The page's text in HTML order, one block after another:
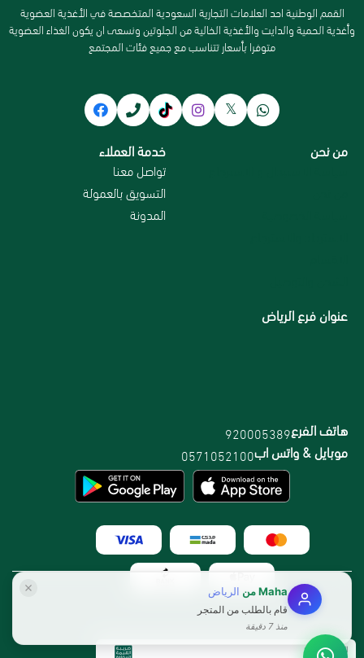
القمم الوطنية احد العلامات التجارية السعودية المتخصصة في الأغذية العضوية
وأغذية الحمية والدايت والأغذية الخالية من الجلوتين ونسعى ان يكون الغذاء العضوية
متوفرا بأسعار تتناسب مع جميع فئات المجتمع
من نحن خدمة العملاء
تواصل معنا
التسويق بالعمولة
المدونة
عنوان فرع الرياض
هاتف الفرع920005389
موبايل & واتس اب0571052100
الرقم الضريبي:
Mahaمن الرياض
قام بالطلب من المتجر
منذ 7 دقيقة